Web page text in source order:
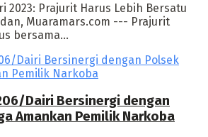
2023: Prajurit Harus Lebih Bersatu
Muaramars.com --- Prajurit
bersama...
Dairi Bersinergi dengan
Amankan Pemilik Narkoba